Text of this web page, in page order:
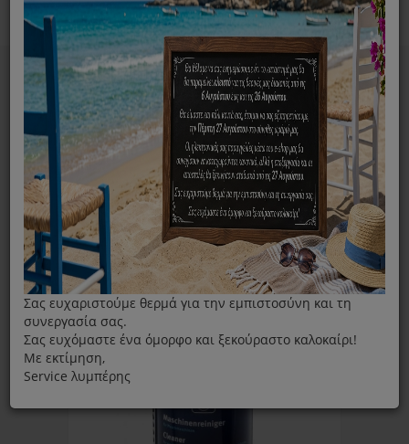
Ανταλλακτικά ηλεκτρικών συσκευών MENU
Home Καθαριστικό Για Πλυντήριο Ρούχων
ΦΊΛΤΡΑ Ταξινόμηση ανά:
Εμφάνιση:
Σας ευχαριστούμε θερμά για την εμπιστοσύνη και τη
συνεργασία σας.
Σας ευχόμαστε ένα όμορφο και ξεκούραστο καλοκαίρι!
Με εκτίμηση,
Service λυμπέρης